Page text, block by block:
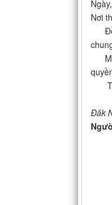
Nơi
Đề
Tôi
Đăk